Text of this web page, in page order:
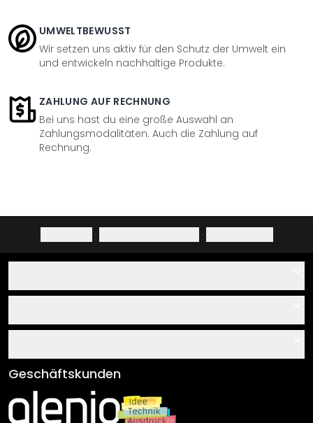
UMWELTBEWUSST
Wir setzen uns aktiv für den Schutz der Umwelt ein
und entwickeln nachhaltige Produkte.
ZAHLUNG AUF RECHNUNG
Bei uns hast du eine große Auswahl an
Zahlungsmodalitäten. Auch die Zahlung auf
Rechnung.
· ·
Über uns
Klebe- und Montageanleitungen
Newsletter An-/Abmeldung
AGB
Impressum
Versand & Zahlung
Geschäftskunden